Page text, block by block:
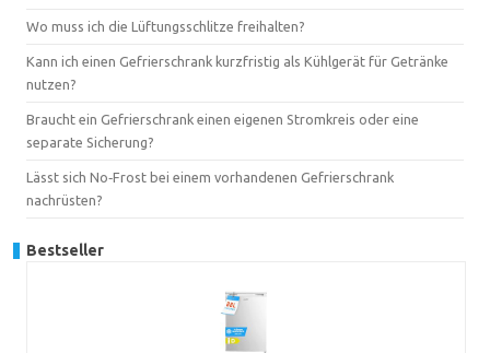
Wo muss ich die Lüftungsschlitze freihalten?
Kann ich einen Gefrierschrank kurzfristig als Kühlgerät für Getränke
nutzen?
Braucht ein Gefrierschrank einen eigenen Stromkreis oder eine
separate Sicherung?
Lässt sich No‑Frost bei einem vorhandenen Gefrierschrank
nachrüsten?
Bestseller